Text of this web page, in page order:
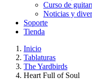
Curso de
Noticias y
Soporte
Tienda
Inicio
Tablaturas
The Yardbirds
Heart Full of Soul